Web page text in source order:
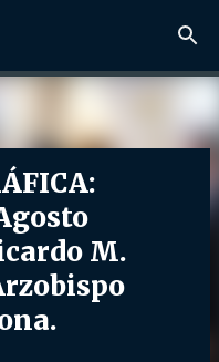
M.